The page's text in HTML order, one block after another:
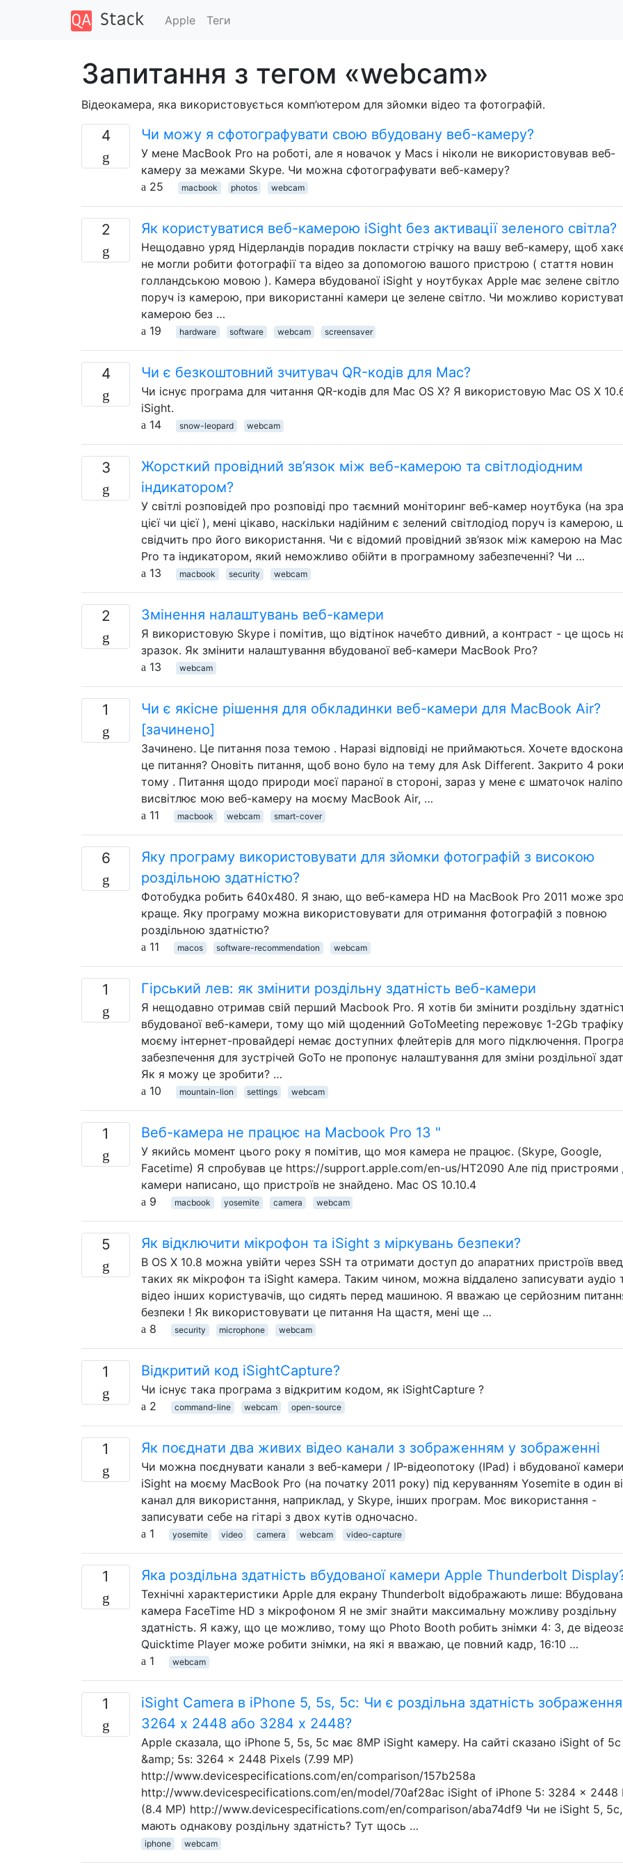
Apple Теги
Запитання з тегом «webcam»
Відеокамера, яка використовується комп’ютером для зйомки відео та фотографій.
4 Чи можу я сфотографувати свою вбудовану веб-камеру?
У мене MacBook Pro на роботі, але я новачок у Macs і ніколи не використовував веб-
камеру за межами Skype. Чи можна сфотографувати веб-камеру?
25
macbook photos webcam
2 Як користуватися веб-камерою iSight без активації зеленого світла?
Нещодавно уряд Нідерландів порадив покласти стрічку на вашу веб-камеру, щоб
не могли робити фотографії та відео за допомогою вашого пристрою ( стаття новин
голландською мовою ). Камера вбудованої iSight у ноутбуках Apple має зелене світло
поруч із камерою, при використанні камери це зелене світло. Чи можливо
камерою без …
19
hardware software webcam screensaver
4 Чи є безкоштовний зчитувач QR-кодів для Mac?
Чи існує програма для читання QR-кодів для Mac OS X? Я використовую Mac OS X
iSight.
14
snow-leopard webcam
3
Жорсткий провідний зв’язок між веб-камерою та світлодіодним
індикатором?
У світлі розповідей про розповіді про таємний моніторинг веб-камер ноутбука (на
цієї чи цієї ), мені цікаво, наскільки надійним є зелений світлодіод поруч із камерою,
свідчить про його використання. Чи є відомий провідний зв’язок між камерою на
Pro та індикатором, який неможливо обійти в програмному забезпеченні? Чи …
13
macbook security webcam
2 Змінення налаштувань веб-камери
Я використовую Skype і помітив, що відтінок начебто дивний, а контраст - це щось
зразок. Як змінити налаштування вбудованої веб-камери MacBook Pro?
13
webcam
1
Чи є якісне рішення для обкладинки веб-камери для MacBook Air?
[зачинено]
Зачинено. Це питання поза темою . Наразі відповіді не приймаються. Хочете
це питання? Оновіть питання, щоб воно було на тему для Ask Different. Закрито 4 роки
тому . Питання щодо природи моєї параної в стороні, зараз у мене є шматочок
висвітлює мою веб-камеру на моєму MacBook Air, …
11
macbook webcam smart-cover
6
Яку програму використовувати для зйомки фотографій з високою
роздільною здатністю?
Фотобудка робить 640x480. Я знаю, що веб-камера HD на MacBook Pro 2011 може
краще. Яку програму можна використовувати для отримання фотографій з повною
роздільною здатністю?
11
macos software-recommendation webcam
1 Гірський лев: як змінити роздільну здатність веб-камери
Я нещодавно отримав свій перший Macbook Pro. Я хотів би змінити роздільну
вбудованої веб-камери, тому що мій щоденний GoToMeeting пережовує 1-2Gb
моєму інтернет-провайдері немає доступних флейтерів для мого підключення.
забезпечення для зустрічей GoTo не пропонує налаштування для зміни роздільної
Як я можу це зробити? …
10
mountain-lion settings webcam
1 Веб-камера не працює на Macbook Pro 13 "
У якийсь момент цього року я помітив, що моя камера не працює. (Skype, Google,
Facetime) Я спробував це https://support.apple.com/en-us/HT2090 Але під пристроями
камери написано, що пристроїв не знайдено. Mac OS 10.10.4
9
macbook yosemite camera webcam
5 Як відключити мікрофон та iSight з міркувань безпеки?
В OS X 10.8 можна увійти через SSH та отримати доступ до апаратних пристроїв
таких як мікрофон та iSight камера. Таким чином, можна віддалено записувати аудіо
відео інших користувачів, що сидять перед машиною. Я вважаю це серйозним
безпеки ! Як використовувати це питання На щастя, мені ще …
8
security microphone webcam
1 Відкритий код iSightCapture?
Чи існує така програма з відкритим кодом, як iSightCapture ?
2
command-line webcam open-source
1 Як поєднати два живих відео канали з зображенням у зображенні
Чи можна поєднувати канали з веб-камери / IP-відеопотоку (IPad) і вбудованої камери
iSight на моєму MacBook Pro (на початку 2011 року) під керуванням Yosemite в один
канал для використання, наприклад, у Skype, інших програм. Моє використання -
записувати себе на гітарі з двох кутів одночасно.
1
yosemite video camera webcam video-capture
1 Яка роздільна здатність вбудованої камери Apple Thunderbolt
Технічні характеристики Apple для екрану Thunderbolt відображають лише: Вбудована
камера FaceTime HD з мікрофоном Я не зміг знайти максимальну можливу роздільну
здатність. Я кажу, що це можливо, тому що Photo Booth робить знімки 4: 3, де
Quicktime Player може робити знімки, на які я вважаю, це повний кадр, 16:10 …
1
webcam
1
iSight Camera в iPhone 5, 5s, 5c: Чи є роздільна здатність зображення
3264 x 2448 або 3284 x 2448?
Apple сказала, що iPhone 5, 5s, 5c має 8MP iSight камеру. На сайті сказано iSight of 5c
&amp; 5s: 3264 x 2448 Pixels (7.99 MP)
http://www.devicespecifications.com/en/comparison/157b258a
http://www.devicespecifications.com/en/model/70af28ac iSight of iPhone 5: 3284 x 2448
(8.4 MP) http://www.devicespecifications.com/en/comparison/aba74df9 Чи не iSight 5,
мають однакову роздільну здатність? Тут щось …
iphone webcam